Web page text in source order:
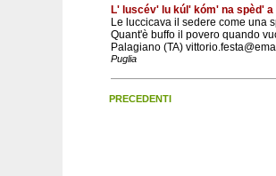
L' luscév' lu kúl' kóm' na spèd'
Le luccicava il sedere come una
Quant'è buffo il povero quando
Palagiano (TA)
Puglia
PRECEDENTI